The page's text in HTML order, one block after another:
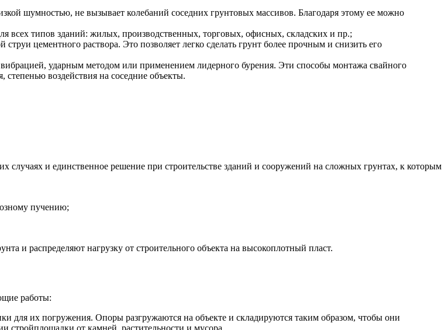
шумностью, не вызывает колебаний соседних грунтовых массивов. Благодаря этому ее можно
всех типов зданий: жилых, производственных, торговых, офисных, складских и пр.;
цементного раствора. Это позволяет легко сделать грунт более прочным и снизить его
ударным методом или применением лидерного бурения. Эти способы монтажа свайного
воздействия на соседние объекты.
и единственное решение при строительстве зданий и сооружений на сложных грунтах, к которым
пучению;
и распределяют нагрузку от строительного объекта на высокоплотный пласт.
работы:
для их погружения. Опоры разгружаются на объекте и складируются таким образом, чтобы они
стройплощадки от камней, растительности и мусора.